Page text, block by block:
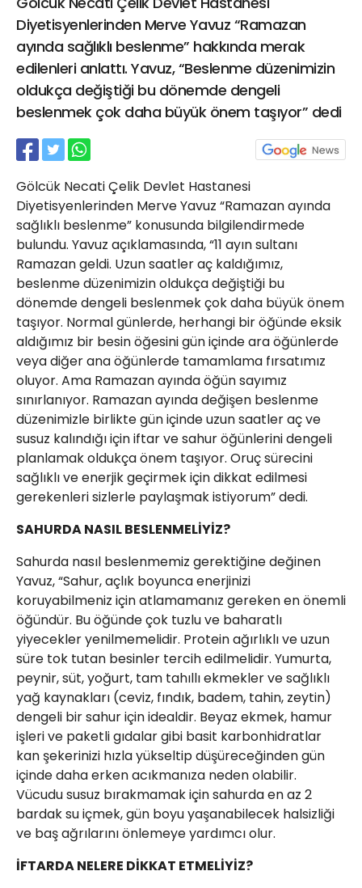
Diyetisyenlerinden Merve Yavuz “Ramazan
ayında sağlıklı beslenme” hakkında merak
edilenleri anlattı. Yavuz, “Beslenme düzenimizin
oldukça değiştiği bu dönemde dengeli
beslenmek çok daha büyük önem taşıyor” dedi
Gölcük Necati Çelik Devlet Hastanesi
Diyetisyenlerinden Merve Yavuz “Ramazan ayında
sağlıklı beslenme” konusunda bilgilendirmede
bulundu. Yavuz açıklamasında, “11 ayın sultanı
Ramazan geldi. Uzun saatler aç kaldığımız,
beslenme düzenimizin oldukça değiştiği bu
dönemde dengeli beslenmek çok daha büyük önem
taşıyor. Normal günlerde, herhangi bir öğünde eksik
aldığımız bir besin öğesini gün içinde ara öğünlerde
veya diğer ana öğünlerde tamamlama fırsatımız
oluyor. Ama Ramazan ayında öğün sayımız
sınırlanıyor. Ramazan ayında değişen beslenme
düzenimizle birlikte gün içinde uzun saatler aç ve
susuz kalındığı için iftar ve sahur öğünlerini dengeli
planlamak oldukça önem taşıyor. Oruç sürecini
sağlıklı ve enerjik geçirmek için dikkat edilmesi
gerekenleri sizlerle paylaşmak istiyorum” dedi.
SAHURDA NASIL BESLENMELİYİZ?
Sahurda nasıl beslenmemiz gerektiğine değinen
Yavuz, “Sahur, açlık boyunca enerjinizi
koruyabilmeniz için atlamamanız gereken en önemli
öğündür. Bu öğünde çok tuzlu ve baharatlı
yiyecekler yenilmemelidir. Protein ağırlıklı ve uzun
süre tok tutan besinler tercih edilmelidir. Yumurta,
peynir, süt, yoğurt, tam tahıllı ekmekler ve sağlıklı
yağ kaynakları (ceviz, fındık, badem, tahin, zeytin)
dengeli bir sahur için idealdir. Beyaz ekmek, hamur
işleri ve paketli gıdalar gibi basit karbonhidratlar
kan şekerinizi hızla yükseltip düşüreceğinden gün
içinde daha erken acıkmanıza neden olabilir.
Vücudu susuz bırakmamak için sahurda en az 2
bardak su içmek, gün boyu yaşanabilecek halsizliği
ve baş ağrılarını önlemeye yardımcı olur.
İFTARDA NELERE DİKKAT ETMELİYİZ?
21 Gölcük
02624132333
haber@golcukpostasi.com